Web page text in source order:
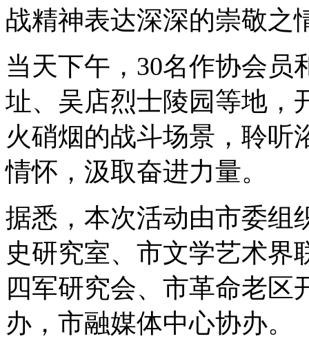
战精神表达深深的崇敬之
当天下午，30名作协会员
址、吴店烈士陵园等地，
火硝烟的战斗场景，聆听
情怀，汲取奋进力量。
据悉，本次活动由市委组
史研究室、市文学艺术界
四军研究会、市革命老区
办，市融媒体中心协办。